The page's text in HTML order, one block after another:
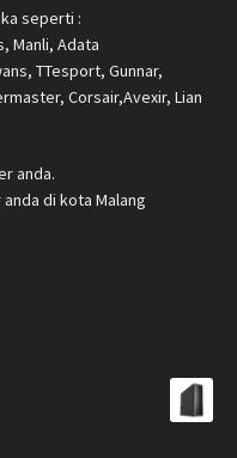
seperti :
Manli, Adata
TTesport, Gunnar,
Corsair,Avexir, Lian
anda.
di kota Malang